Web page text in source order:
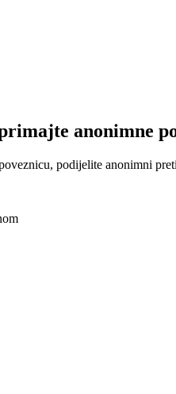
anonimne
podijelite anonimni